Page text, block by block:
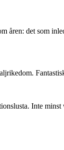
åren: det som
Inte